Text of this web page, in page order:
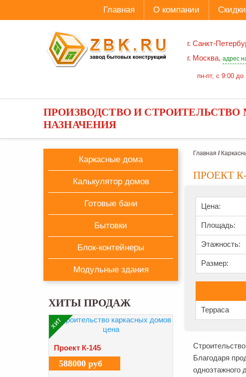
Главная О компании
г. Санкт-
г. Москва, адрес
пн-пт, с 9:00 до
ПРОИЗВОДСТВО И
НАЗНАЧЕНИЯ
Главная /
ПРОЕКТ
Цена:
Площадь:
Этажность:
Размер:
Терраса
Благодаря
одноэтажного
Каркасные дома
Калькулятор домов
Готовые бани
Бытовки
Блок-контейнеры
Модульные здания
ХИТЫ ПРОДАЖ
хит
Проект К-145
588000 руб